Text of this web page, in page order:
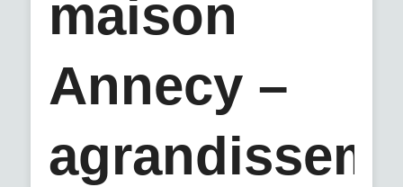
maison
Annecy –